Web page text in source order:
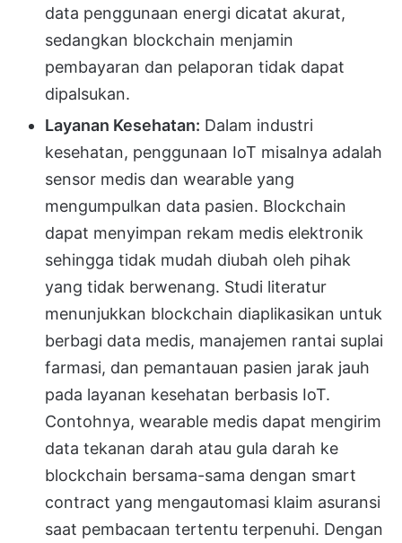
data penggunaan energi dicatat akurat,
sedangkan blockchain menjamin
pembayaran dan pelaporan tidak dapat
dipalsukan.
Layanan Kesehatan: Dalam industri
kesehatan, penggunaan IoT misalnya adalah
sensor medis dan wearable yang
mengumpulkan data pasien. Blockchain
dapat menyimpan rekam medis elektronik
sehingga tidak mudah diubah oleh pihak
yang tidak berwenang. Studi literatur
menunjukkan blockchain diaplikasikan untuk
berbagi data medis, manajemen rantai suplai
farmasi, dan pemantauan pasien jarak jauh
pada layanan kesehatan berbasis IoT.
Contohnya, wearable medis dapat mengirim
data tekanan darah atau gula darah ke
blockchain bersama-sama dengan smart
contract yang mengautomasi klaim asuransi
saat pembacaan tertentu terpenuhi. Dengan